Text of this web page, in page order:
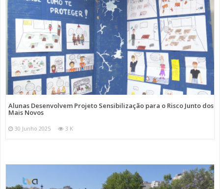
Alunas Desenvolvem Projeto Sensibilização para o Risco Junto dos
Mais Novos
30 Junho 2025 3 K